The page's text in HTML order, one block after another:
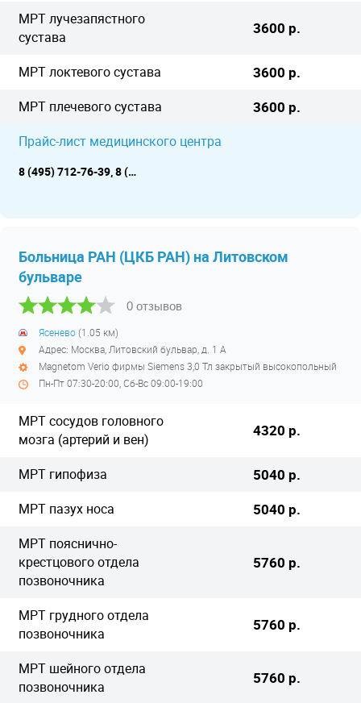
МРТ лучезапястного
сустава
3600 р.
МРТ локтевого сустава 3600 р.
МРТ плечевого сустава 3600 р.
Прайс-лист медицинского центра
8 (495) 712-76-39, 8 (495) 659-22-22
Больница РАН (ЦКБ РАН) на Литовском
бульваре
0 отзывов
Ясенево(1.05 км)
Адрес: Москва, Литовский бульвар, д. 1 А
Magnetom Verio фирмы Siemens 3,0 Тл закрытый высокопольный
Пн-Пт 07:30-20:00, Сб-Вс 09:00-19:00
МРТ сосудов головного
мозга (артерий и вен)
4320 р.
МРТ гипофиза 5040 р.
МРТ пазух носа 5040 р.
МРТ пояснично-
крестцового отдела
позвоночника
5760 р.
МРТ грудного отдела
позвоночника
5760 р.
МРТ шейного отдела
позвоночника
5760 р.